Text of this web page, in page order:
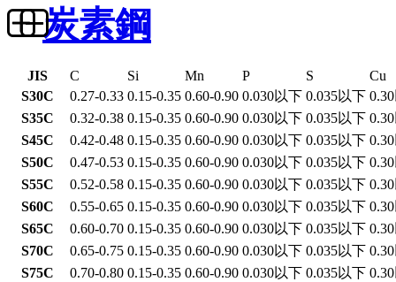
炭素鋼
JIS C Si Mn P S
Cu
S30C
0.27-0.33 0.15-0.35 0.60-0.90 0.030以下 0.035以下
S35C
0.32-0.38 0.15-0.35 0.60-0.90 0.030以下 0.035以下
S45C
0.42-0.48 0.15-0.35 0.60-0.90 0.030以下 0.035以下
S50C
0.47-0.53 0.15-0.35 0.60-0.90 0.030以下 0.035以下
S55C
0.52-0.58 0.15-0.35 0.60-0.90 0.030以下 0.035以下
S60C
0.55-0.65 0.15-0.35 0.60-0.90 0.030以下 0.035以下
S65C
0.60-0.70 0.15-0.35 0.60-0.90 0.030以下 0.035以下
S70C
0.65-0.75 0.15-0.35 0.60-0.90 0.030以下 0.035以下
S75C
0.70-0.80 0.15-0.35 0.60-0.90 0.030以下 0.035以下